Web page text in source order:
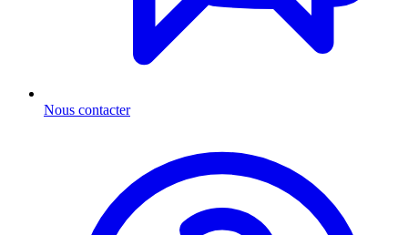
Nous contacter